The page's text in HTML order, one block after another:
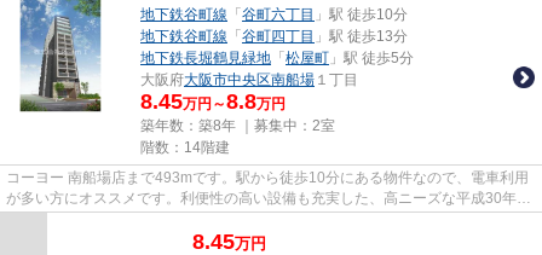
地下鉄谷町線 「 谷町六丁目 」駅 徒歩10分
地下鉄谷町線 「 谷町四丁目 」駅 徒歩13分
地下鉄長堀鶴見緑地 「 松屋町 」駅 徒歩5分
大阪府大阪市中央区南船場 １丁目
8.45万円～8.8万円
築年数：築8年 ｜募集中： 2室
階数：14階建
コーヨー 南船場店まで493mです。駅から徒歩10分にある物件なので、電車利用
が多い方にオススメです。利便性の高い設備も充実した、高ニーズな平成30年築
8.45万円